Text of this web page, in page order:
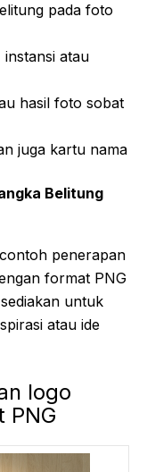
pada foto
atau
hasil foto sobat
juga kartu nama
Belitung
penerapan
format PNG
untuk
atau ide
logo
PNG